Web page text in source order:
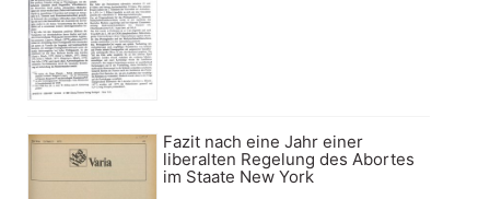
Fazit nach eine Jahr einer
liberalten Regelung des Abortes
im Staate New York